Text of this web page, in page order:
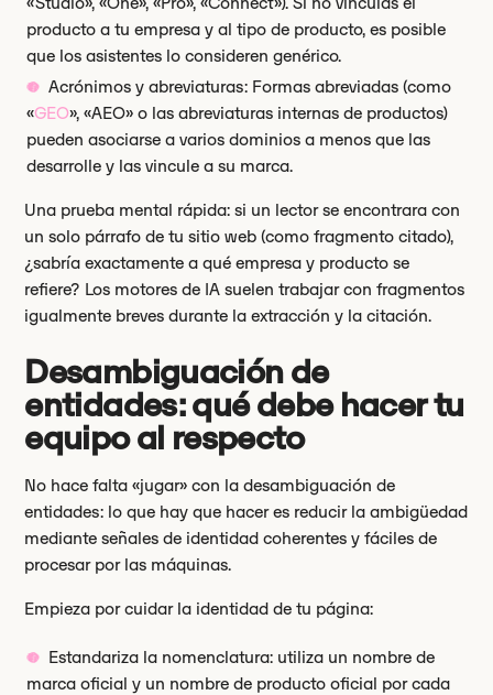
producto a tu empresa y al tipo de producto, es posible
que los asistentes lo consideren genérico.
Acrónimos y abreviaturas: Formas abreviadas (como
«GEO», «AEO» o las abreviaturas internas de productos)
pueden asociarse a varios dominios a menos que las
desarrolle y las vincule a su marca.
Una prueba mental rápida: si un lector se encontrara con
un solo párrafo de tu sitio web (como fragmento citado),
¿sabría exactamente a qué empresa y producto se
refiere? Los motores de IA suelen trabajar con fragmentos
igualmente breves durante la extracción y la citación.
Desambiguación de
entidades: qué debe hacer tu
equipo al respecto
No hace falta «jugar» con la desambiguación de
entidades: lo que hay que hacer es reducir la ambigüedad
mediante señales de identidad coherentes y fáciles de
procesar por las máquinas.
Empieza por cuidar la identidad de tu página:
Estandariza la nomenclatura: utiliza un nombre de
marca oficial y un nombre de producto oficial por cada